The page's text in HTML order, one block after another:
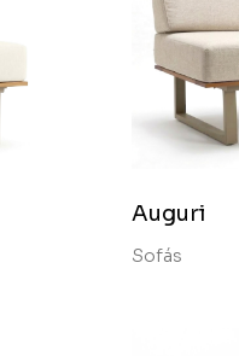
Auguri
Sofás